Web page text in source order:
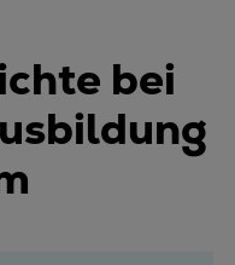
bei